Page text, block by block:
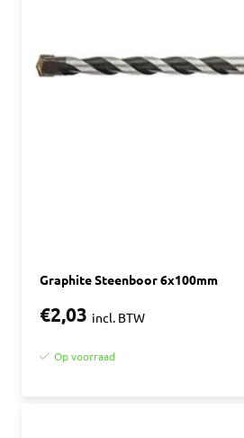
Graphite Steenboor 6x100mm
€2,03 incl. BTW
Op voorraad